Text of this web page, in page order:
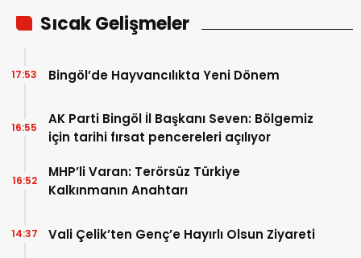
Sıcak Gelişmeler
Bingöl’de Hayvancılıkta Yeni Dönem
17:53
AK Parti Bingöl İl Başkanı Seven: Bölgemiz
için tarihi fırsat pencereleri açılıyor
16:55
MHP’li Varan: Terörsüz Türkiye
Kalkınmanın Anahtarı
16:52
Vali Çelik’ten Genç’e Hayırlı Olsun Ziyareti
14:37